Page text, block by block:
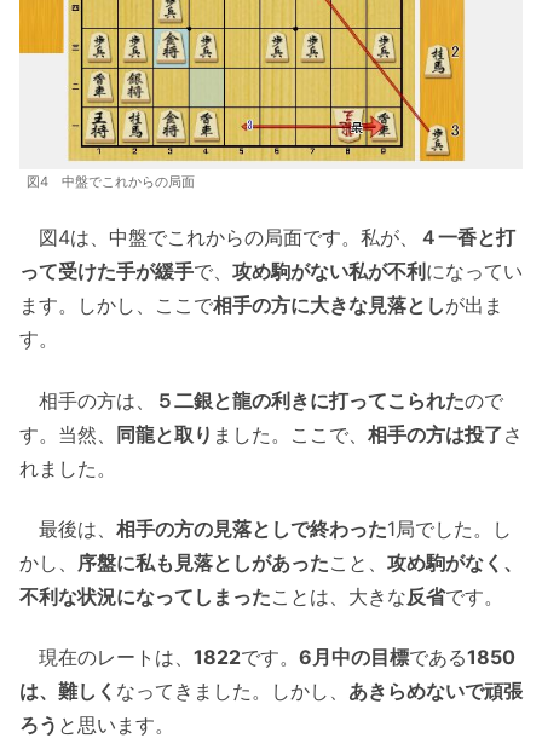
図4 中盤でこれからの局面
図4は、中盤でこれからの局面です。私が、
４一香と打
って受けた手が緩手で、 攻め駒がない私が不利 になってい
ます。しかし、ここで相手の方に大きな見落としが出ま
す。
相手の方は、 ５二銀と龍の利きに打ってこられたので
す。当然、 同龍と取り ました。ここで、 相手の方は投了さ
れました。
最後は、 相手の方の見落としで終わった1局でした。し
かし、 序盤に私も見落としがあったこと、 攻め駒がなく、
不利な状況になってしまったことは、大きな反省です。
現在のレートは、 1822です。 6月中の目標である1850
は、難しく なってきました。しかし、 あきらめないで頑張
ろう と思います。